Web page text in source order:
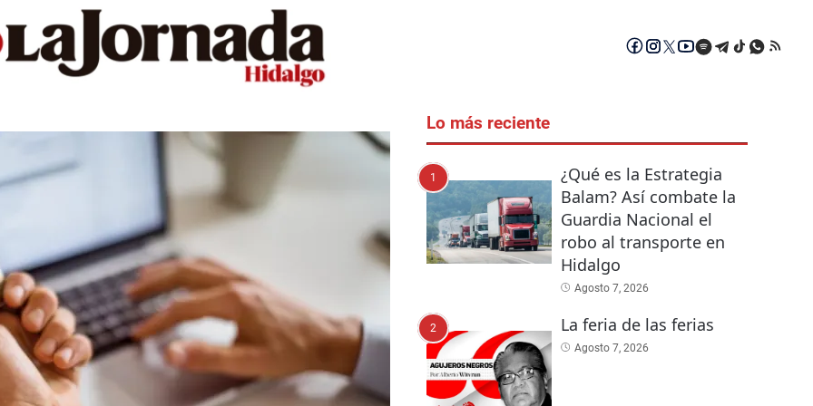
Lo más reciente
1
¿Qué es la Estrategia
Balam? Así combate la
Guardia Nacional el
robo al transporte en
Hidalgo
Agosto 7, 2026
2 La feria de las ferias
Agosto 7, 2026